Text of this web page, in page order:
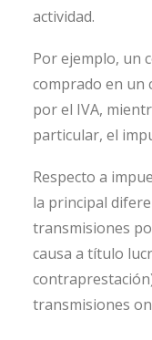
actividad.
Por ejemplo, un
comprado en un
por el IVA,
particular, el
Respecto a
la principal
transmisiones
causa a título
transmisiones